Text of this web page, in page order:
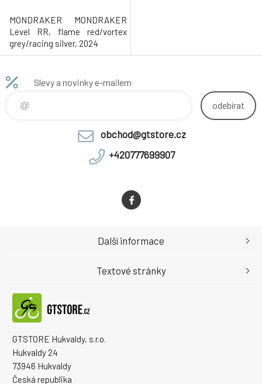
MONDRAKER MONDRAKER
Level RR, flame red/vortex
grey/racing silver, 2024
Slevy a novinky e-mailem
odebírat
obchod@gtstore.cz
+420777699907
GTSTORE Hukvaldy, s.r.o.
Hukvaldy 24
73946 Hukvaldy
Česká republika
Další informace
Textové stránky